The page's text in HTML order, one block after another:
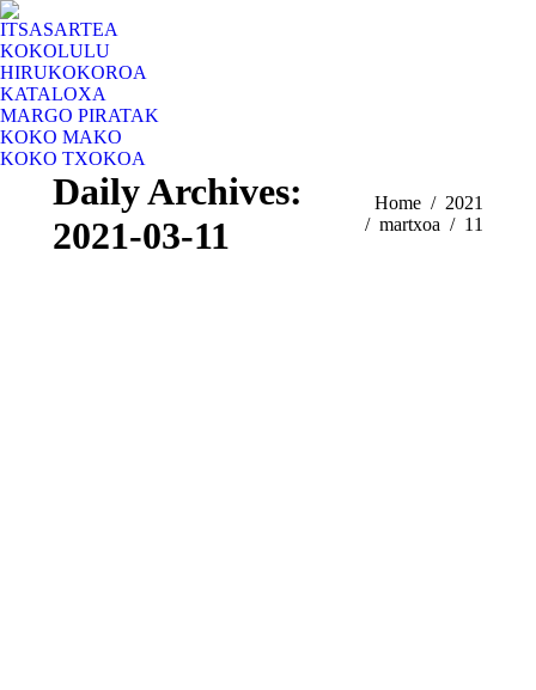
ITSASARTEA
KOKOLULU
HIRUKOKOROA
KATALOXA
MARGO PIRATAK
KOKO MAKO
KOKO TXOKOA
Daily Archives:
2021-03-11
You are here:
Home
2021
martxoa
11